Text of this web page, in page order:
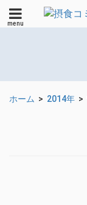
menu
ホーム > 2014年 >